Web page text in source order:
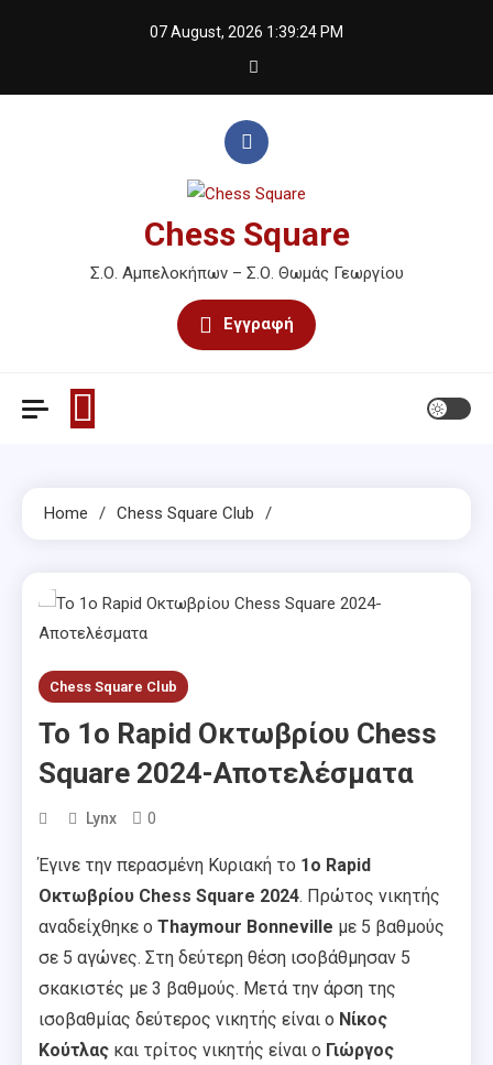
07 August, 2026 1:39:24 PM
Chess Square
Σ.Ο. Αμπελοκήπων – Σ.Ο. Θωμάς Γεωργίου
Εγγραφή
Home Chess Square Club
Chess Square Club
To 1o Rapid Οκτωβρίου Chess
Square 2024-Αποτελέσματα
Lynx 0
Έγινε την περασμένη Κυριακή το 1o Rapid
Οκτωβρίου Chess Square 2024. Πρώτος νικητής
αναδείχθηκε ο Thaymour Bonneville με 5 βαθμούς
σε 5 αγώνες. Στη δεύτερη θέση ισοβάθμησαν 5
σκακιστές με 3 βαθμούς. Μετά την άρση της
ισοβαθμίας δεύτερος νικητής είναι ο Νίκος
Κούτλας και τρίτος νικητής είναι ο Γιώργος